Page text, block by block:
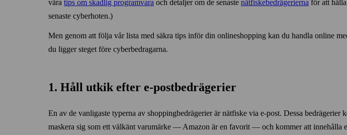
våra tips om skadlig programvara och detaljer om de senaste nät­fiske­bedrägerierna för att
senaste cyber­hoten.)
Men genom att följa vår lista med säkra tips inför din online­shopping kan du handla online
du ligger steget före cyberbedragarna.
1. Håll utkik efter e‑post­bedrägerier
En av de vanligaste typerna av shopping­bedrägerier är nät­fiske via e‑post. Dessa bedrägerier
maskera sig som ett välkänt varumärke — Amazon är en favorit — och kommer att innehålla